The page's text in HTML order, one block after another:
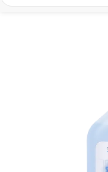
جارو رباتیک اکووکس